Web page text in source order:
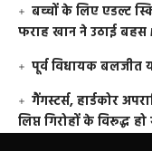
बच्चों के लिए एडल्ट
फराह खान ने उठाई बहस
पूर्व विधायक बलजीत
गैंगस्टर्स, हार्डकोर
लिप्त गिरोहों के विरूद्ध